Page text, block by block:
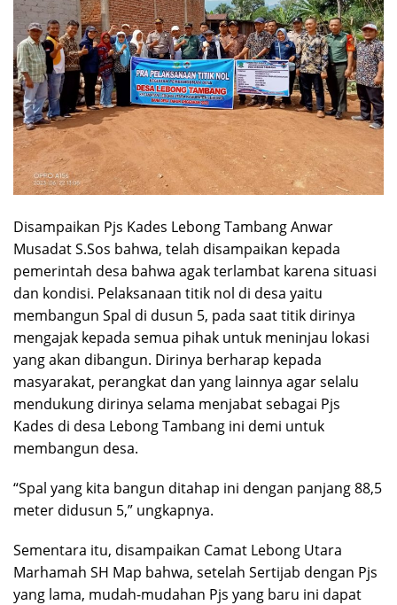
Disampaikan Pjs Kades Lebong Tambang Anwar
Musadat S.Sos bahwa, telah disampaikan kepada
pemerintah desa bahwa agak terlambat karena situasi
dan kondisi. Pelaksanaan titik nol di desa yaitu
membangun Spal di dusun 5, pada saat titik dirinya
mengajak kepada semua pihak untuk meninjau lokasi
yang akan dibangun. Dirinya berharap kepada
masyarakat, perangkat dan yang lainnya agar selalu
mendukung dirinya selama menjabat sebagai Pjs
Kades di desa Lebong Tambang ini demi untuk
membangun desa.
“Spal yang kita bangun ditahap ini dengan panjang 88,5
meter didusun 5,” ungkapnya.
Sementara itu, disampaikan Camat Lebong Utara
Marhamah SH Map bahwa, setelah Sertijab dengan Pjs
yang lama, mudah-mudahan Pjs yang baru ini dapat